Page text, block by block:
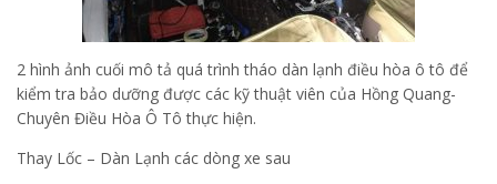
2 hình ảnh cuối mô tả quá trình tháo dàn lạnh điều hòa ô tô để
kiểm tra bảo dưỡng được các kỹ thuật viên của Hồng Quang-
Chuyên Điều Hòa Ô Tô thực hiện.
Thay Lốc – Dàn Lạnh các dòng xe sau